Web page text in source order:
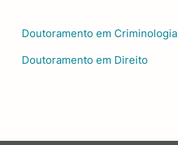
Doutoramento em Criminologia
Doutoramento em Direito